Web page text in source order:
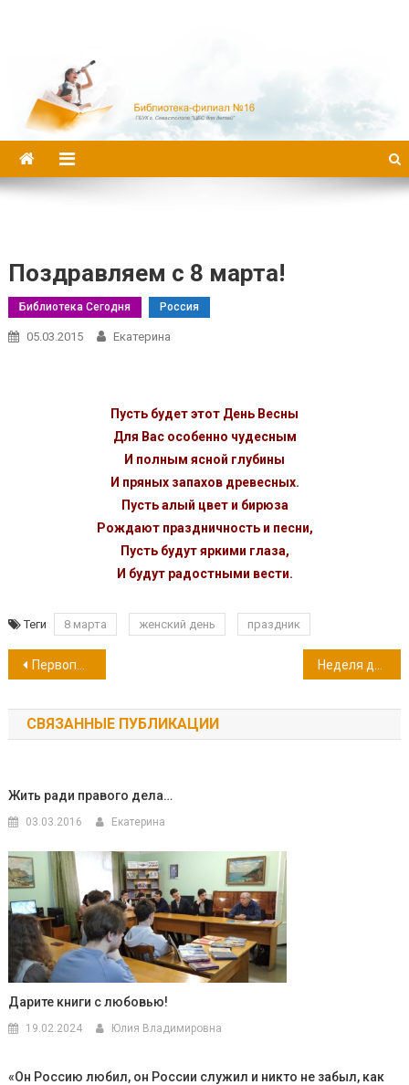
Поздравляем с 8 марта!
Библиотека Сегодня Россия
05.03.2015 Екатерина
Пусть будет этот День Весны
Для Вас особенно чудесным
И полным ясной глубины
И пряных запахов древесных.
Пусть алый цвет и бирюза
Рождают праздничность и песни,
Пусть будут яркими глаза,
И будут радостными вести.
Теги 8 марта женский день праздник
Навигация
по
записям
Первопроходцы во льдах
СВЯЗАННЫЕ ПУБЛИКАЦИИ
Жить ради правого дела…
03.03.2016 Екатерина
Дарите книги с любовью!
19.02.2024 Юлия Владимировна
«Он Россию любил, он России служил и никто не забыл, как